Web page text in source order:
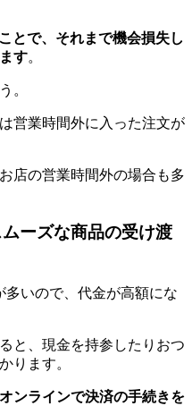
とで、それまで機会損失し
す。
。
営業時間外に入った注文が
店の営業時間外の場合も多
ーズな商品の受け渡
いので、代金が高額にな
と、現金を持参したりおつ
ります。
ンラインで決済の手続きを